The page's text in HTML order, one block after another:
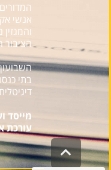
אנשי
הציבור
בתי
מייסד
עורכת
גלילה
לראש